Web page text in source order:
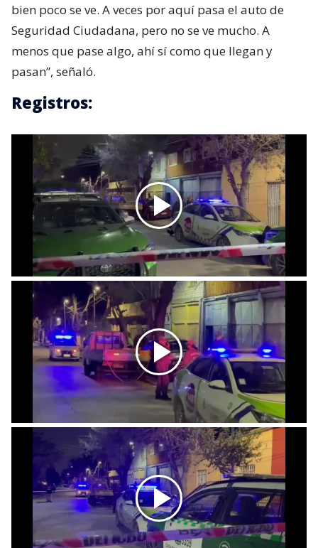
bien poco se ve. A veces por aquí pasa el auto de
Seguridad Ciudadana, pero no se ve mucho. A
menos que pase algo, ahí sí como que llegan y
pasan”, señaló.
Registros: